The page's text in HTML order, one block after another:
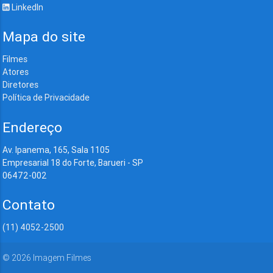
LinkedIn
Mapa do site
Filmes
Atores
Diretores
Política de Privacidade
Endereço
Av. Ipanema, 165, Sala 1105
Empresarial 18 do Forte, Barueri - SP
06472-002
Contato
(11) 4052-2500
© 2026 Imagem Filmes